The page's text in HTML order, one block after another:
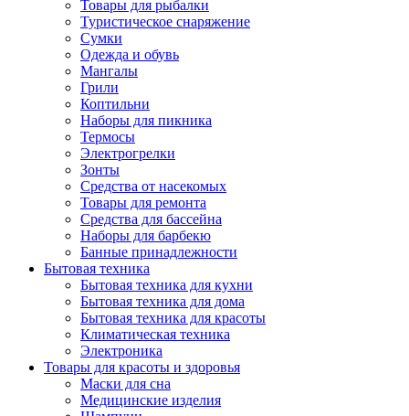
Товары для рыбалки
Туристическое снаряжение
Сумки
Одежда и обувь
Мангалы
Грили
Коптильни
Наборы для пикника
Термосы
Электрогрелки
Зонты
Средства от насекомых
Товары для ремонта
Средства для бассейна
Наборы для барбекю
Банные принадлежности
Бытовая техника
Бытовая техника для кухни
Бытовая техника для дома
Бытовая техника для красоты
Климатическая техника
Электроника
Товары для красоты и здоровья
Маски для сна
Медицинские изделия